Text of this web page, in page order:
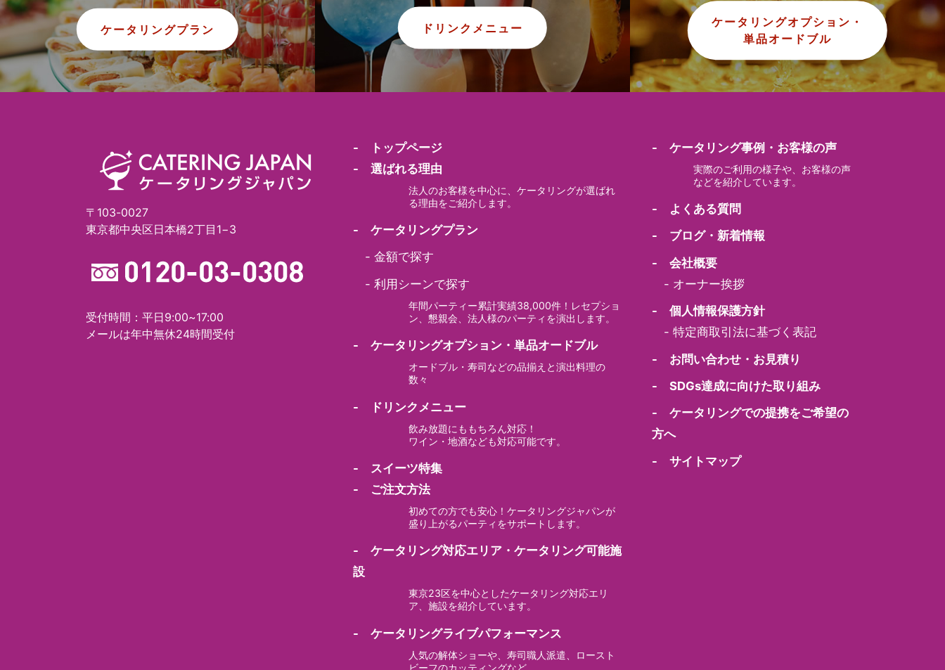
ケータリングプラン ドリンクメニュー
ケータリングオプション・
単品オードブル
〒103-0027
東京都中央区日本橋2丁目1−3
受付時間：平日9:00~17:00
メールは年中無休24時間受付
- トップページ
- 選ばれる理由
法人のお客様を中心に、ケータリングが選ばれ
る理由をご紹介します。
- ケータリングプラン
- 金額で探す
- 利用シーンで探す
年間パーティー累計実績38,000件！レセプショ
ン、懇親会、法人様のパーティを演出します。
- ケータリングオプション・単品オードブル
オードブル・寿司などの品揃えと演出料理の
数々
- ドリンクメニュー
飲み放題にももちろん対応！
ワイン・地酒なども対応可能です。
- スイーツ特集
- ご注文方法
初めての方でも安心！ケータリングジャパンが
盛り上がるパーティをサポートします。
- ケータリング対応エリア・ケータリング可能施
設
東京23区を中心としたケータリング対応エリ
ア、施設を紹介しています。
- ケータリングライブパフォーマンス
人気の解体ショーや、寿司職人派遣、ロースト
ビーフのカッティングなど。
- ケータリング事例・お客様の声
実際のご利用の様子や、お客様の声
などを紹介しています。
- よくある質問
- ブログ・新着情報
- 会社概要
- オーナー挨拶
- 個人情報保護方針
- 特定商取引法に基づく表記
- お問い合わせ・お見積り
- SDGs達成に向けた取り組み
- ケータリングでの提携をご希望の
方へ
- サイトマップ